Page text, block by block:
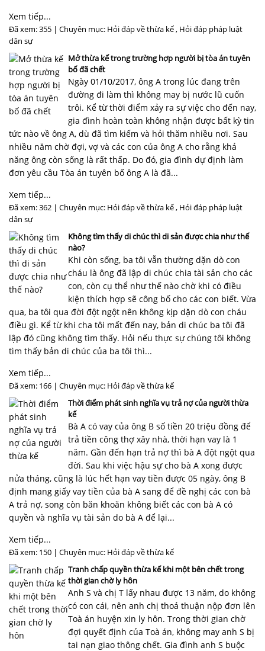
Xem tiếp...
Đã xem: 355 | Chuyên mục: Hỏi đáp về thừa kế , Hỏi đáp pháp luật
dân sự
Mở thừa kế trong trường hợp người bị tòa án tuyên
bố đã chết
Ngày 01/10/2017, ông A trong lúc đang trên
đường đi làm thì không may bị nước lũ cuốn
trôi. Kể từ thời điểm xảy ra sự việc cho đến nay,
gia đình hoàn toàn không nhận được bất kỳ tin
tức nào về ông A, dù đã tìm kiếm và hỏi thăm nhiều nơi. Sau
nhiều năm chờ đợi, vợ và các con của ông A cho rằng khả
năng ông còn sống là rất thấp. Do đó, gia đình dự định làm
đơn yêu cầu Tòa án tuyên bố ông A là đã...
Xem tiếp...
Đã xem: 362 | Chuyên mục: Hỏi đáp về thừa kế , Hỏi đáp pháp luật
dân sự
Không tìm thấy di chúc thì di sản được chia như thế
nào?
Khi còn sống, ba tôi vẫn thường dặn dò con
cháu là ông đã lập di chúc chia tài sản cho các
con, còn cụ thể như thế nào chờ khi có điều
kiện thích hợp sẽ công bố cho các con biết. Vừa
qua, ba tôi qua đời đột ngột nên không kịp dặn dò con cháu
điều gì. Kể từ khi cha tôi mất đến nay, bản di chúc ba tôi đã
lập đó cũng không tìm thấy. Hỏi nếu thực sự chúng tôi không
tìm thấy bản di chúc của ba tôi thì...
Xem tiếp...
Đã xem: 166 | Chuyên mục: Hỏi đáp về thừa kế
Thời điểm phát sinh nghĩa vụ trả nợ của người thừa
kế
Bà A có vay của ông B số tiền 20 triệu đồng để
trả tiền công thợ xây nhà, thời hạn vay là 1
năm. Gần đến hạn trả nợ thì bà A đột ngột qua
đời. Sau khi việc hậu sự cho bà A xong được
nửa tháng, cũng là lúc hết hạn vay tiền được 05 ngày, ông B
định mang giấy vay tiền của bà A sang để đề nghị các con bà
A trả nợ, song còn băn khoăn không biết các con bà A có
quyền và nghĩa vụ tài sản do bà A để lại...
Xem tiếp...
Đã xem: 150 | Chuyên mục: Hỏi đáp về thừa kế
Tranh chấp quyền thừa kế khi một bên chết trong
thời gian chờ ly hôn
Anh S và chị T lấy nhau được 13 năm, do không
có con cái, nên anh chị thoả thuận nộp đơn lên
Toà án huyện xin ly hôn. Trong thời gian chờ
đợi quyết định của Toà án, không may anh S bị
tai nạn giao thông chết. Gia đình anh S buộc